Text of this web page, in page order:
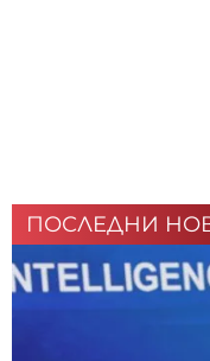
ПОСЛЕДНИ